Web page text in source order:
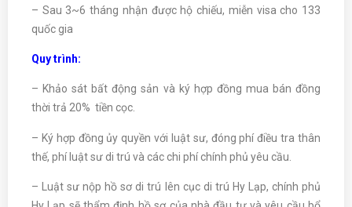
– Sau 3~6 tháng nhận được hộ chiếu, miễn visa cho 133
quốc gia
Quy trình:
– Khảo sát bất động sản và ký hợp đồng mua bán đồng
thời trả 20% tiền cọc.
– Ký hợp đồng ủy quyền với luật sư, đóng phí điều tra thân
thế, phí luật sư di trú và các chi phí chính phủ yêu cầu.
– Luật sư nộp hồ sơ di trú lên cục di trú Hy Lạp, chính phủ